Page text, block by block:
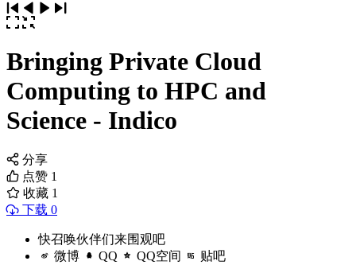
Bringing Private Cloud
Computing to HPC and
Science - Indico
分享
点赞 1
收藏 1
下载 0
快召唤伙伴们来围观吧
微博 QQ QQ空间 贴吧